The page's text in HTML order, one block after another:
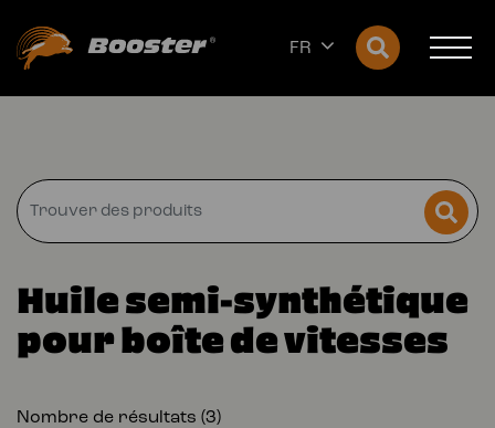
FR
Huile semi-synthétique
pour boîte de vitesses
Nombre de résultats (3)